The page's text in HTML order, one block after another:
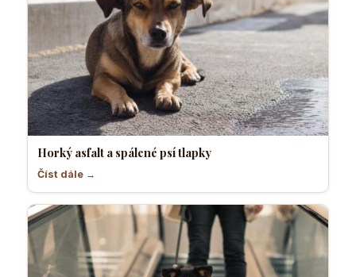
Horký asfalt a spálené psí tlapky
Číst dále →